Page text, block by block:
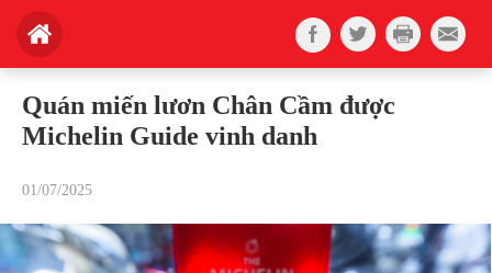
Quán miến lươn Chân Cầm được
Michelin Guide vinh danh
01/07/2025